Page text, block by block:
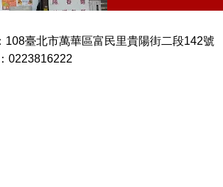
108臺北市萬華區富民里貴陽街二段142號
0223816222